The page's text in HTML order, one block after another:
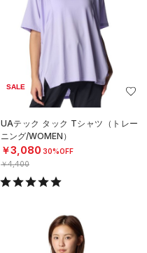
SALE
UAテック タック Tシャツ（トレー
ニング/WOMEN）
￥3,080 30%OFF
￥4,400